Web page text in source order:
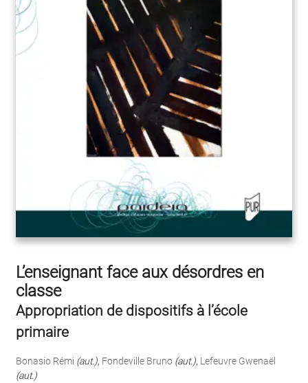
L’enseignant face aux désordres en
classe
Appropriation de dispositifs à l’école
primaire
Bonasio Rémi (aut.), Fondeville Bruno (aut.), Lefeuvre Gwenaël
(aut.)